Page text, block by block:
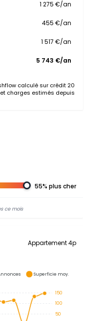
1 275 €/an
455 €/an
1 517 €/an
5 743 €/an
calculé sur crédit 20
et charges estimés depuis
55% plus cher
ce mois
Appartement 4p
150
100
50
Superficie moy.